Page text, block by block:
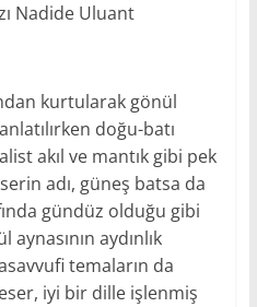
Nadide Uluant
kurtularak gönül
doğu-batı
akıl ve mantık gibi pek
adı, güneş batsa da
gündüz olduğu gibi
aynasının aydınlık
temaların da
iyi bir dille işlenmiş